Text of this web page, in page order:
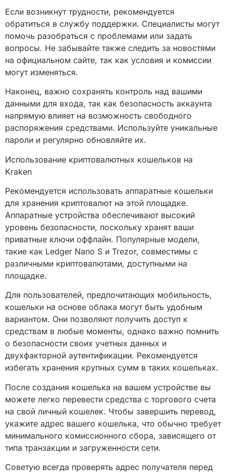
Если возникнут трудности, рекомендуется
обратиться в службу поддержки. Специалисты могут
помочь разобраться с проблемами или задать
вопросы. Не забывайте также следить за новостями
на официальном сайте, так как условия и комиссии
могут изменяться.
Наконец, важно сохранять контроль над вашими
данными для входа, так как безопасность аккаунта
напрямую влияет на возможность свободного
распоряжения средствами. Используйте уникальные
пароли и регулярно обновляйте их.
Использование криптовалютных кошельков на
Kraken
Рекомендуется использовать аппаратные кошельки
для хранения криптовалют на этой площадке.
Аппаратные устройства обеспечивают высокий
уровень безопасности, поскольку хранят ваши
приватные ключи оффлайн. Популярные модели,
такие как Ledger Nano S и Trezor, совместимы с
различными криптовалютами, доступными на
площадке.
Для пользователей, предпочитающих мобильность,
кошельки на основе облака могут быть удобным
вариантом. Они позволяют получить доступ к
средствам в любые моменты, однако важно помнить
о безопасности своих учетных данных и
двухфакторной аутентификации. Рекомендуется
избегать хранения крупных сумм в таких кошельках.
После создания кошелька на вашем устройстве вы
можете легко перевести средства с торгового счета
на свой личный кошелек. Чтобы завершить перевод,
укажите адрес вашего кошелька, что обычно требует
минимального комиссионного сбора, зависящего от
типа транзакции и загруженности сети.
Советую всегда проверять адрес получателя перед